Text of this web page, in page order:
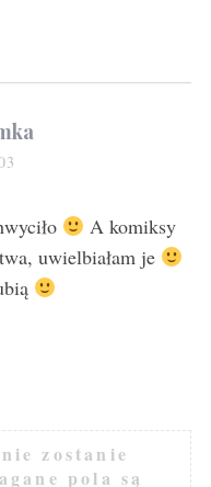
A komiksy
uwielbiałam je
zostanie
pola są